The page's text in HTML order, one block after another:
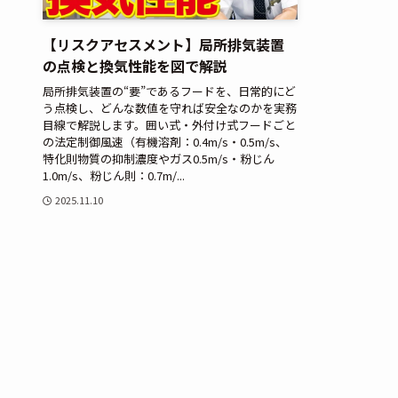
【リスクアセスメント】局所排気装置
の点検と換気性能を図で解説
局所排気装置の“要”であるフードを、日常的にど
う点検し、どんな数値を守れば安全なのかを実務
目線で解説します。囲い式・外付け式フードごと
の法定制御風速（有機溶剤：0.4m/s・0.5m/s、
特化則物質の抑制濃度やガス0.5m/s・粉じん
1.0m/s、粉じん則：0.7m/...
2025.11.10